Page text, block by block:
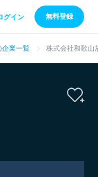
グイン 無料登録
企業一覧 株式会社和歌山